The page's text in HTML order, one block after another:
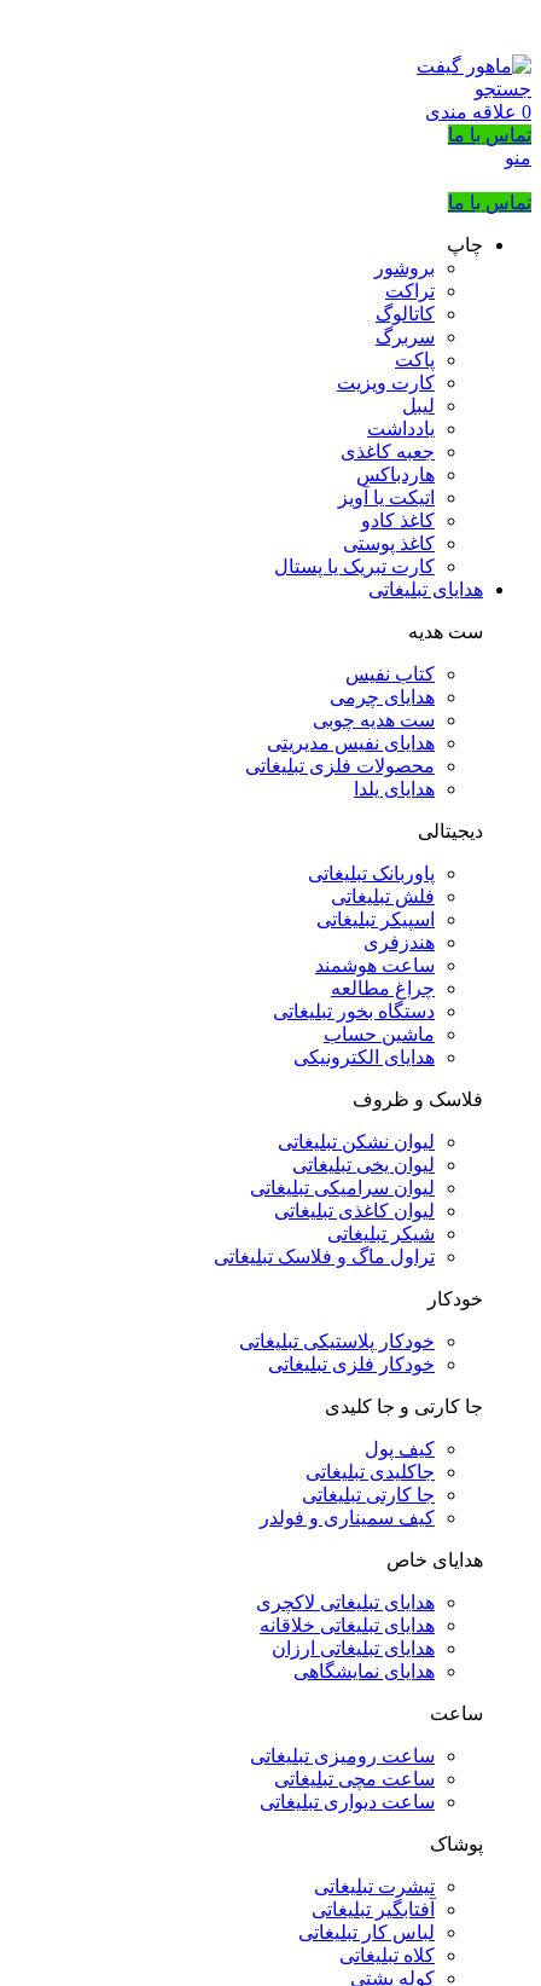
جستجو
0 علاقه مندی
تماس با ما
منو
تماس با ما
چاپ
بروشور
تراکت
کاتالوگ
سربرگ
پاکت
کارت ویزیت
لیبل
یادداشت
جعبه کاغذی
هاردباکس
اتیکت یا آویز
کاغذ کادو
کاغذ پوستی
کارت تبریک یا پستال
هدایای تبلیغاتی
ست هدیه
کتاب نفیس
هدایای چرمی
ست هدیه چوبی
هدایای نفیس مدیریتی
محصولات فلزی تبلیغاتی
هدایای یلدا
دیجیتالی
پاوربانک تبلیغاتی
فلش تبلیغاتی
اسپیکر تبلیغاتی
هندزفری
ساعت هوشمند
چراغ مطالعه
دستگاه بخور تبلیغاتی
ماشین حساب
هدایای الکترونیکی
فلاسک و ظروف
لیوان نشکن تبلیغاتی
لیوان یخی تبلیغاتی
لیوان سرامیکی تبلیغاتی
لیوان کاغذی تبلیغاتی
شیکر تبلیغاتی
تراول ماگ و فلاسک تبلیغاتی
خودکار
خودکار پلاستیکی تبلیغاتی
خودکار فلزی تبلیغاتی
جا کارتی و جا کلیدی
کیف پول
جاکلیدی تبلیغاتی
جا کارتی تبلیغاتی
کیف سمیناری و فولدر
هدایای خاص
هدایای تبلیغاتی لاکچری
هدایای تبلیغاتی خلاقانه
هدایای تبلیغاتی ارزان
هدایای نمایشگاهی
ساعت
ساعت رومیزی تبلیغاتی
ساعت مچی تبلیغاتی
ساعت دیواری تبلیغاتی
پوشاک
تیشرت تبلیغاتی
آفتابگیر تبلیغاتی
لباس کار تبلیغاتی
کلاه تبلیغاتی
کوله پشتی